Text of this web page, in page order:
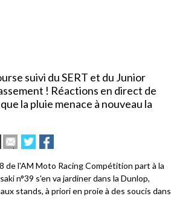
suivi du SERT et du Junior
! Réactions en direct de
la pluie menace à nouveau la
ImprimerEnvoyer
cet
à
un
ami
Partager
sur
sur
de l'AM Moto Racing Compétition part à la
n°39 s'en va jardiner dans la Dunlop,
stands, à priori en proie à des soucis dans